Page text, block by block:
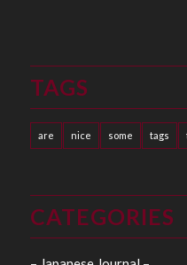
TAGS
are nice some tags
CATEGORIES